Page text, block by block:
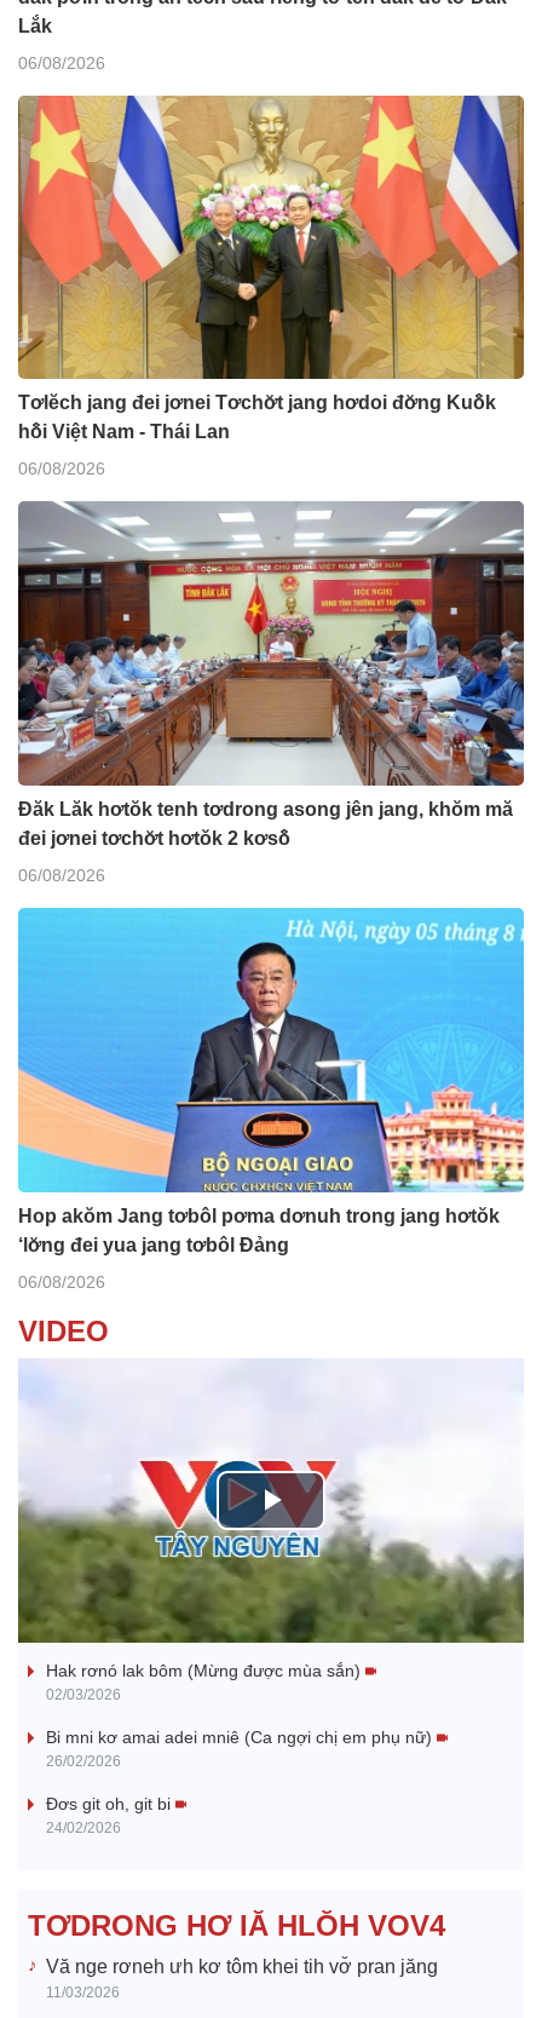
Lắk
06/08/2026
Tơlĕch jang đei jơnei Tơchơ̆t jang hơdoi đơ̆ng Kuô̆k
hô̆i Việt Nam - Thái Lan
06/08/2026
Đăk Lăk hơtŏk tenh tơdrong asong jên jang, khŏm mă
đei jơnei tơchơ̆t hơtŏk 2 kơsô̆
06/08/2026
Hop akŏm Jang tơbôl pơma dơnuh trong jang hơtŏk
‘lơ̆ng đei yua jang tơbôl Đảng
06/08/2026
VIDEO
P
a
V
e
o
Nhớ bạn
Hak rơnó lak bôm (Mừng được mùa sắn)
02/03/2026
Bi mni kơ amai adei mniê (Ca ngợi chị em phụ nữ)
26/02/2026
Đơs git oh, git bi
24/02/2026
TƠDRONG HƠ IĂ HLŎH VOV4
Vă nge rơneh ưh kơ tôm khei tih vơ̆ pran jăng
11/03/2026